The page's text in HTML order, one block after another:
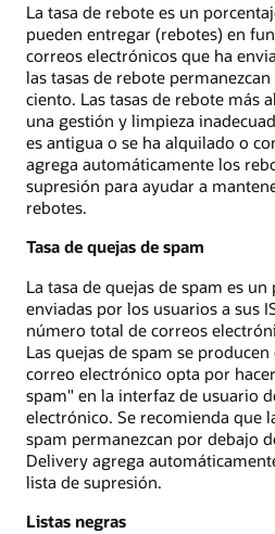
La tasa de rebote es un
pueden entregar (rebotes) en
correos electrónicos que ha
las tasas de rebote
ciento. Las tasas de rebote más
una gestión y limpieza
es antigua o se ha alquilado o
agrega automáticamente los
supresión para ayudar a
rebotes.
Tasa de quejas de spam
La tasa de quejas de spam es
enviadas por los usuarios a sus
número total de correos
Las quejas de spam se
correo electrónico opta por
spam" en la interfaz de usuario
electrónico. Se recomienda que
spam permanezcan por debajo
Delivery agrega
lista de supresión.
Listas negras